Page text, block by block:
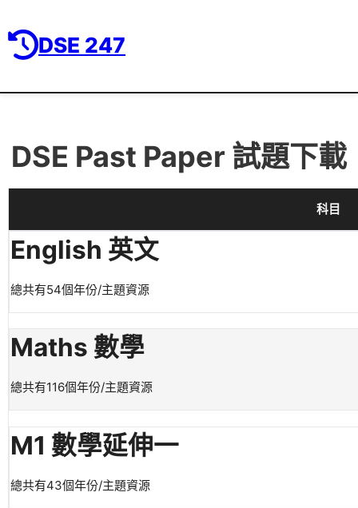
DSE 247
DSE Past Paper 試題下載
科目
English 英文
總共有54個年份/主題資源
Maths 數學
總共有116個年份/主題資源
M1 數學延伸一
總共有43個年份/主題資源